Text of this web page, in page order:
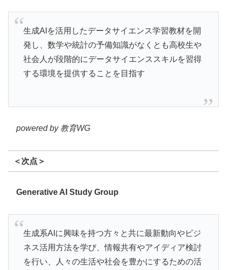
生成AIを活用したデータサイエンス学習教材を開
発し、数学や統計の予備知識がなくとも高校生や
社会人が段階的にデータサイエンススキルを習得
する環境を提供することを目指す
powered by 教育WG
＜次点＞
Generative AI Study Group
生成系AIに興味を持つ方々と共に最新動向やビジ
ネス活用方法を学び、情報共有やアイディア検討
を行い、人々の生活や社会を豊かにするための活